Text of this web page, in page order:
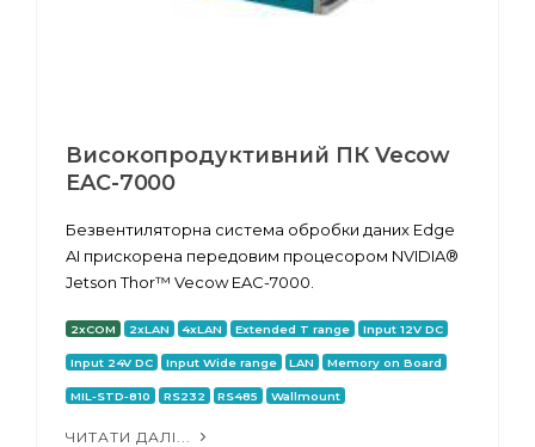
Високопродуктивний ПК Vecow
EAC-7000
Безвентиляторна система обробки даних Edge
AI прискорена передовим процесором NVIDIA®
Jetson Thor™ Vecow EAC-7000.
2xCOM 2xLAN 4xLAN Extended T range Input 12V DC
Input 24V DC Input Wide range LAN Memory on Board
MIL-STD-810 RS232 RS485 Wallmount
ЧИТАТИ ДАЛІ...